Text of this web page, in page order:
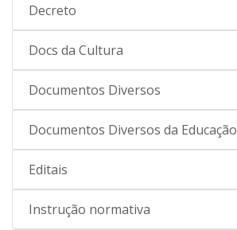
Decreto
Docs da Cultura
Documentos Diversos
Documentos Diversos da Educação
Editais
Instrução normativa